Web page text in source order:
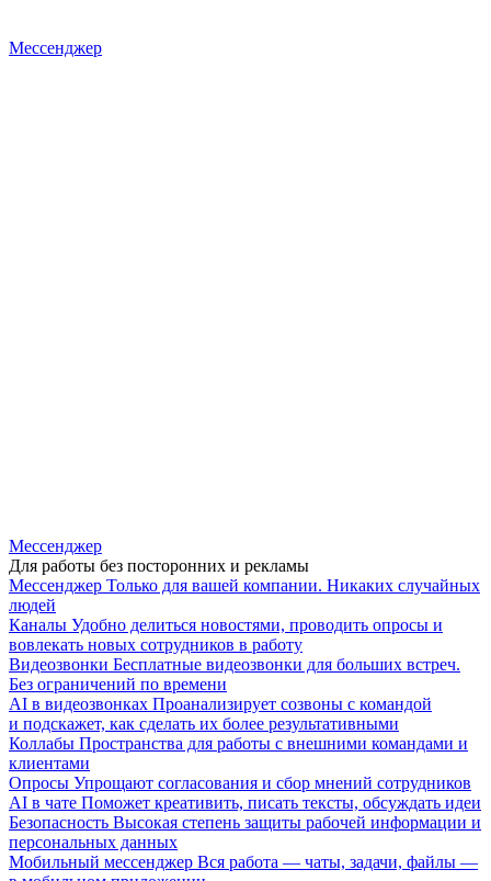
Мессенджер
Мессенджер
Для работы без посторонних и рекламы
Мессенджер Только для вашей компании. Никаких случайных
людей
Каналы Удобно делиться новостями, проводить опросы и
вовлекать новых сотрудников в работу
Видеозвонки Бесплатные видеозвонки для больших встреч.
Без ограничений по времени
AI в видеозвонках Проанализирует созвоны с командой
и подскажет, как сделать их более результативными
Коллабы Пространства для работы с внешними командами и
клиентами
Опросы Упрощают согласования и сбор мнений сотрудников
AI в чате Поможет креативить, писать тексты, обсуждать идеи
Безопасность Высокая степень защиты рабочей информации и
персональных данных
Мобильный мессенджер Вся работа — чаты, задачи, файлы —